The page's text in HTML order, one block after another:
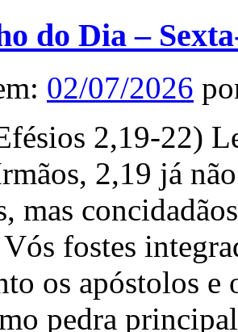
do Dia –
02/07/2026
2,19-22)
2,19 já
mas
fostes
os apóstolos e
pedra